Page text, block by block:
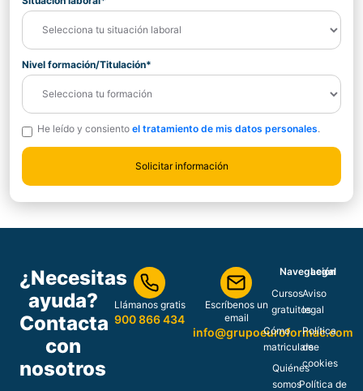
Nivel formación/Titulación*
He leído y consiento el tratamiento de mis datos personales.
¿Necesitas
ayuda?
Contacta
con
nosotros
Llámanos gratis
900 866 434
Escríbenos un
email
info@grupoeuroformac.com
Navegación
Cursos
gratuitos
Cómo
matricularse
Quiénes
somos
Legal
Aviso
legal
Política
de
cookies
Política de